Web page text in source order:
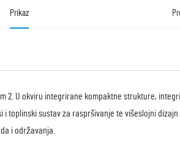
Prikaz
2. U okviru integrirane kompaktne strukture,
i toplinski sustav za raspršivanje te višeslojni
i održavanja.